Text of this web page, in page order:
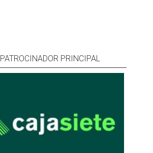
PATROCINADOR PRINCIPAL